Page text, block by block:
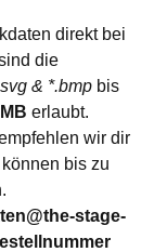
direkt bei
die
& *.bmp bis
erlaubt.
wir dir
können bis zu
stage-